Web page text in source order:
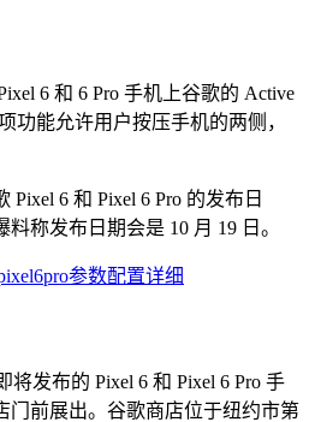
6 和 6 Pro 手机上谷歌的 Active
功能允许用户按压手机的两侧，
6 和 Pixel 6 Pro 的发布日
称发布日期会是 10 月 19 日。
将发布的 Pixel 6 和 Pixel 6 Pro 手
门前展出。谷歌商店位于纽约市第